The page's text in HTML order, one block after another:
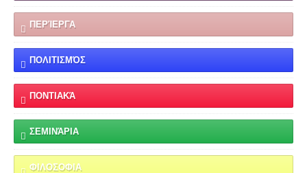
ΠΕΡΊΕΡΓΑ
ΠΟΛΙΤΙΣΜΌΣ
ΠΟΝΤΙΑΚΆ
ΣΕΜΙΝΆΡΙΑ
ΦΙΛΟΣΟΦΙΑ